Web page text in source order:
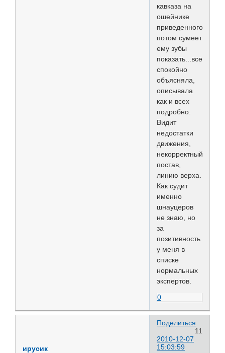
кавказа на
ошейнике
приведенного,
потом сумеет
ему зубы
показать...все
спокойно
объясняла,
описывала
как и всех
подробно.
Видит
недостатки
движения,
некорректный
постав,
линию верха.
Как судит
именно
шнауцеров
не знаю, но
за
позитивность
у меня в
списке
нормальных
экспертов.
0
Поделиться
11
2010-12-07
15:03:59
ирусик